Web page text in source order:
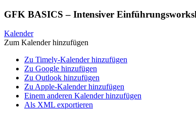
GFK BASICS – Intensiver
Kalender
Zum Kalender hinzufügen
Zu Timely-Kalender hinzufügen
Zu Google hinzufügen
Zu Outlook hinzufügen
Zu Apple-Kalender hinzufügen
Einem anderen Kalender hinzufügen
Als XML exportieren